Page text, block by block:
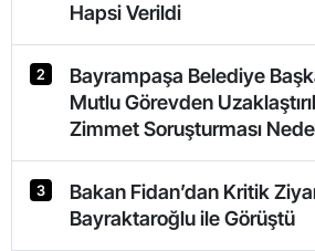
Hapsi Verildi
2
Bayrampaşa Belediye
Mutlu Görevden
Zimmet Soruşturması
3
Bakan Fidan’dan Kritik
Bayraktaroğlu ile Görüştü